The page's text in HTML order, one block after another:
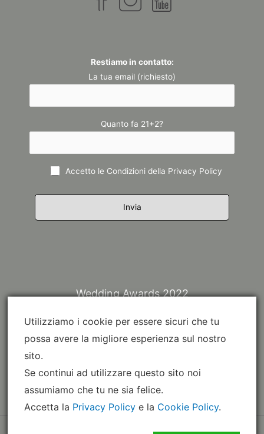
Restiamo in contatto:
La tua email (richiesto)
Quanto fa 21+2?
Accetto le Condizioni della Privacy Policy
Wedding Awards 2022
Utilizziamo i cookie per essere sicuri che tu
possa avere la migliore esperienza sul nostro
sito.
Se continui ad utilizzare questo sito noi
assumiamo che tu ne sia felice.
Accetta la Privacy Policye la Cookie Policy.